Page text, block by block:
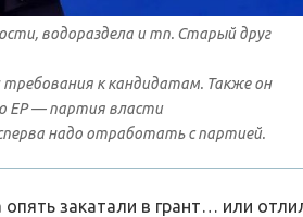
водораздела и тп. Старый друг
требования к кандидатам. Также он
ЕР — партия власти
надо отработать с партией.
опять закатали в грант… или